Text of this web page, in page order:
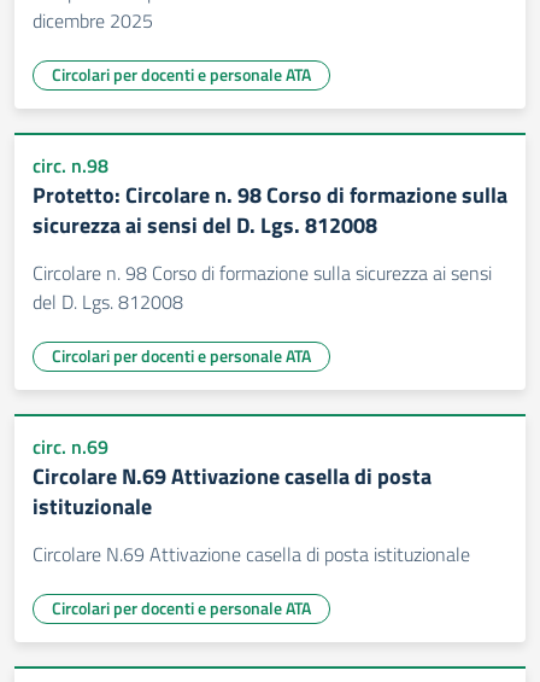
dicembre 2025
Circolari per docenti e personale ATA
circ. n.98
Protetto: Circolare n. 98 Corso di formazione sulla
sicurezza ai sensi del D. Lgs. 812008
Circolare n. 98 Corso di formazione sulla sicurezza ai sensi
del D. Lgs. 812008
Circolari per docenti e personale ATA
circ. n.69
Circolare N.69 Attivazione casella di posta
istituzionale
Circolare N.69 Attivazione casella di posta istituzionale
Circolari per docenti e personale ATA